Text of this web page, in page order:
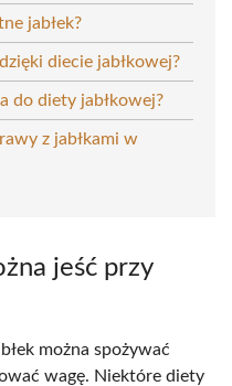
jabłek?
diecie jabłkowej?
do diety jabłkowej?
z jabłkami w
jeść przy
można spożywać
wagę. Niektóre diety